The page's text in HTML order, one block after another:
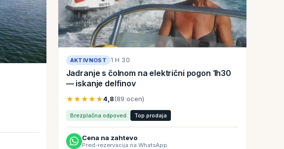
AKTIVNOST 1 H 30
Jadranje s čolnom na električni pogon 1h30
— iskanje delfinov
★★★★★4,8(89 ocen)
Brezplačna odpoved Top prodaja
Cena na zahtevo
Pred-rezervacija na WhatsApp